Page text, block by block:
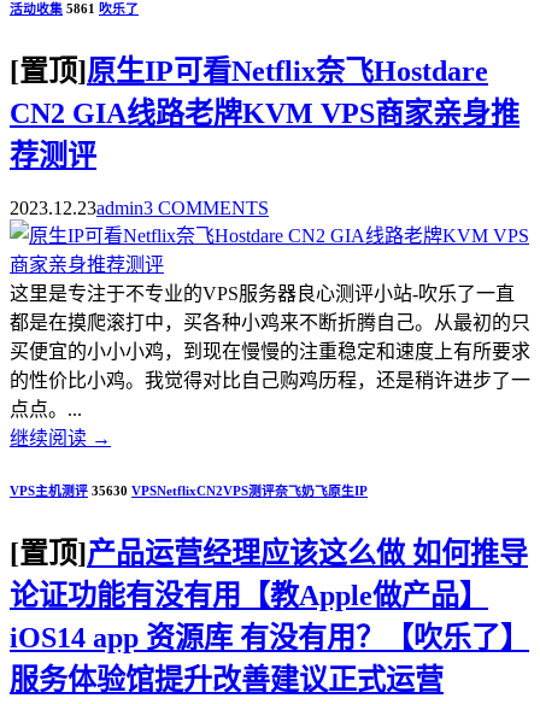
活动收集 5861 吹乐了
[置顶]原生IP可看Netflix奈飞Hostdare
CN2 GIA线路老牌KVM VPS商家亲身推
荐测评
2023.12.23admin3 COMMENTS
这里是专注于不专业的VPS服务器良心测评小站-吹乐了一直
都是在摸爬滚打中，买各种小鸡来不断折腾自己。从最初的只
买便宜的小小小鸡，到现在慢慢的注重稳定和速度上有所要求
的性价比小鸡。我觉得对比自己购鸡历程，还是稍许进步了一
点点。...
继续阅读 →
VPS主机测评 35630 VPSNetflixCN2VPS测评奈飞奶飞原生IP
[置顶]产品运营经理应该这么做 如何推导
论证功能有没有用【教Apple做产品】
iOS14 app 资源库 有没有用？【吹乐了】
服务体验馆提升改善建议正式运营